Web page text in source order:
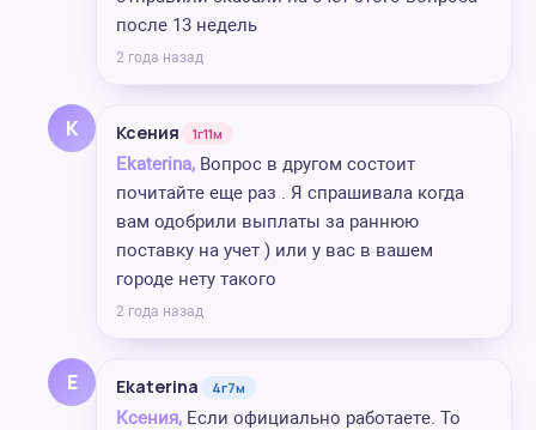
после 13 недель
2 года назад
К Ксения 1г11м
Ekaterina, Вопрос в другом состоит
почитайте еще раз . Я спрашивала когда
вам одобрили выплаты за раннюю
поставку на учет ) или у вас в вашем
городе нету такого
2 года назад
E Ekaterina 4г7м
Ксения, Если официально работаете. То